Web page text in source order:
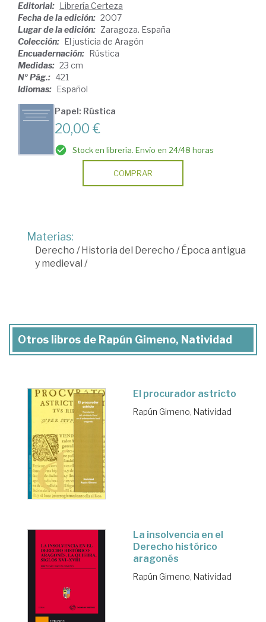
Editorial: Librería Certeza
Fecha de la edición: 2007
Lugar de la edición: Zaragoza. España
Colección: El justicia de Aragón
Encuadernación: Rústica
Medidas: 23 cm
Nº Pág.: 421
Idiomas: Español
Papel: Rústica
20,00 €
Stock en librería. Envío en 24/48 horas
COMPRAR
Materias:
Derecho /Historia del Derecho /Época antigua
y medieval /
Otros libros de Rapún Gimeno, Natividad
El procurador astricto
Rapún Gimeno, Natividad
La insolvencia en el
Derecho histórico
aragonés
Rapún Gimeno, Natividad